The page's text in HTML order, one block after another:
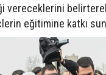
vereceklerini
eğitimine katkı